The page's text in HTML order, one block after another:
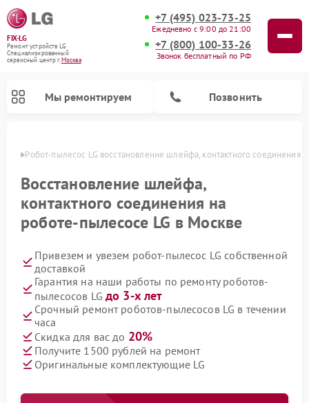
FIX-LG
Ремонт устройств LG
Специализированный
cервисный центр г.Москва
+7 (495) 023-73-25
Ежедневно с 9:00 до 21:00
+7 (800) 100-33-26
Звонок бесплатный по РФ
Мы ремонтируем Позвонить
Робот-пылесос LG восстановление шлейфа, контактного соединения
Восстановление шлейфа,
контактного соединения на
роботе-пылесосе LG в Москве
Привезем и увезем робот-пылесос LG собственной
доставкой
Гарантия на наши работы по ремонту роботов-
пылесосов LG до 3-х лет
Срочный ремонт роботов-пылесосов LG в течении
часа
Скидка для вас до 20%
Получите 1500 рублей на ремонт
Оригинальные комплектующие LG